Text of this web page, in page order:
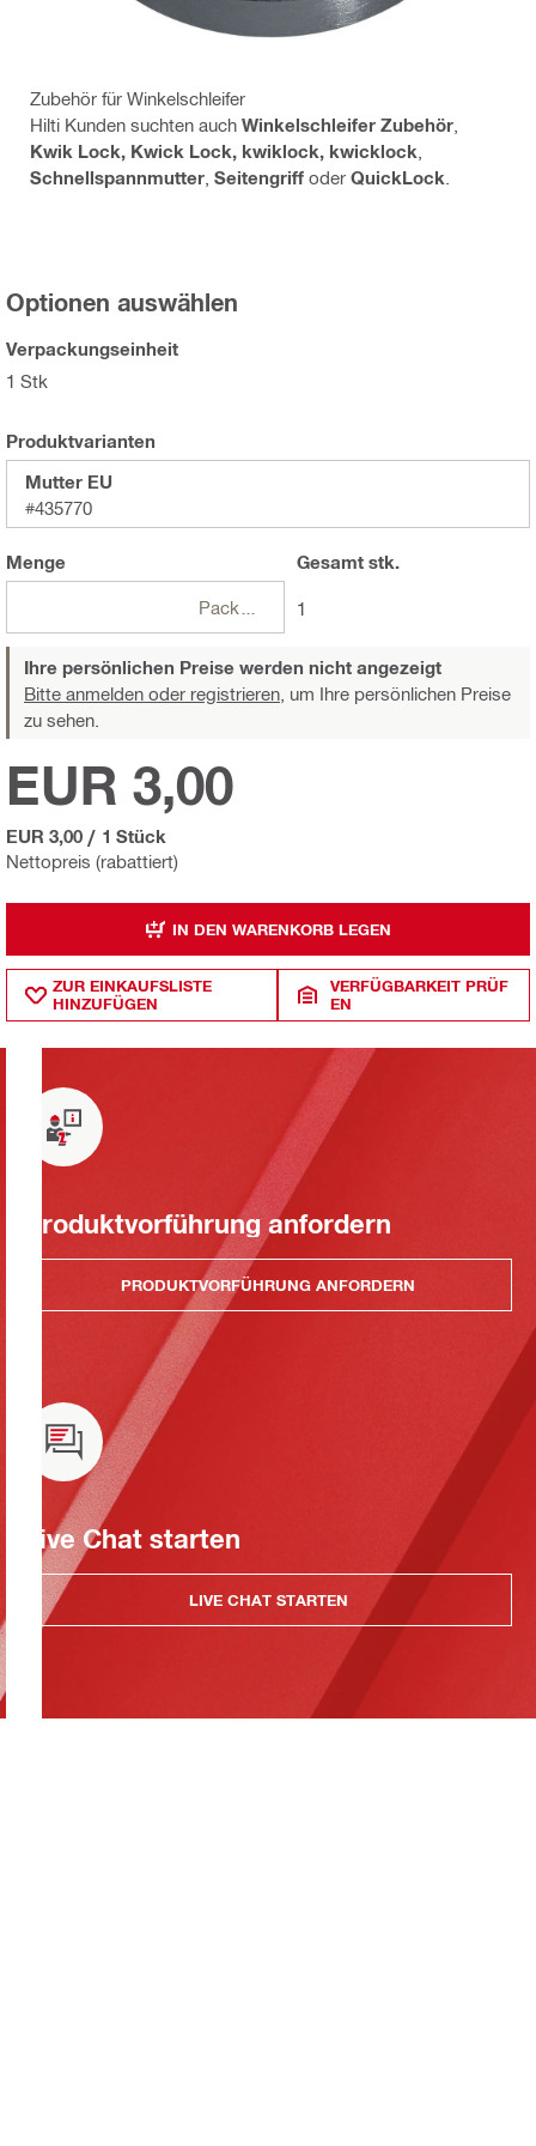
Zubehör für Winkelschleifer
Hilti Kunden suchten auch Winkelschleifer Zubehör
Kwik Lock, Kwick Lock, kwiklock, kwicklock
Schnellspannmutter Seitengriff oder QuickLock
Optionen auswählen
Verpackungseinheit
1 Stk
Produktvarianten
Mutter EU
#435770
Menge
Packungen
Gesamtstk.
1
Ihre persönlichen Preise werden nicht angezeigt
Bitte anmelden oder registrieren, um Ihre persönlichen Preise
zu sehen.
Nettopreis (rabattiert)
EUR 3,00
EUR 3,00 / 1 Stück
IN DEN WARENKORB LEGEN
ZUR EINKAUFSLISTE
HINZUFÜGEN
VERFÜGBARKEIT PRÜF
EN
Produktvorführung anfordern
PRODUKTVORFÜHRUNG ANFORDERN
Live Chat starten
LIVE CHAT STARTEN